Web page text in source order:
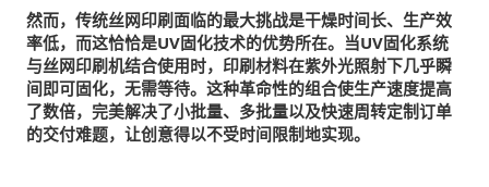
然而，传统丝网印刷面临的最大挑战是干燥时间长、生产效
率低，而这恰恰是UV固化技术的优势所在。当UV固化系统
与丝网印刷机结合使用时，印刷材料在紫外光照射下几乎瞬
间即可固化，无需等待。这种革命性的组合使生产速度提高
了数倍，完美解决了小批量、多批量以及快速周转定制订单
的交付难题，让创意得以不受时间限制地实现。